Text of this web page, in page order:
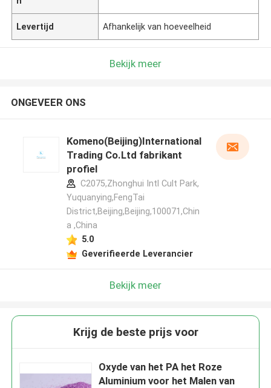
Levertijd Afhankelijk van hoeveelheid
Bekijk meer
ONGEVEER ONS
Komeno(Beijing)International
Trading Co.Ltd fabrikant
profiel
C2075,Zhonghui Intl Cult Park,
Yuquanying,FengTai
District,Beijing,Beijing,100071,Chin
a ,China
5.0
Geverifieerde Leverancier
Bekijk meer
Krijg de beste prijs voor
Oxyde van het PA het Roze
Aluminium voor het Malen van